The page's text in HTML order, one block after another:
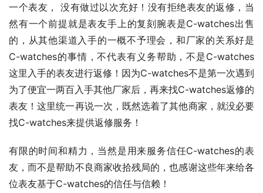
一个表友， 没有做过以次充好！没有拒绝表友的返修，当
然有一个前提就是表友手上的复刻腕表是C-watches出售
的，从其他渠道入手的一概不予理会，和厂家的关系好是
C-watches的事情，不代表有义务帮助，不是C-watches
这里入手的表友进行返修！因为C-watches不是第一次遇到
为了便宜一两百入手其他厂家后，再来找C-watches返修的
表友！这里统一再说一次，既然选着了其他商家，就没必要
找C-watches来提供返修服务！
有限的时间和精力，当然是用来服务信任C-watches的表
友，而不是帮助不良商家收拾残局的，也感谢这些年来给各
位表友基于C-watches的信任与信赖！